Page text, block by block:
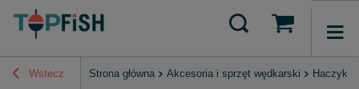
Wstecz Strona główna Akcesoria i sprzęt wędkarski Haczyki,